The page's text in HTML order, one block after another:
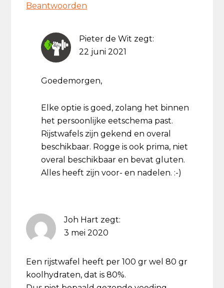
Beantwoorden
Pieter de Wit zegt:
22 juni 2021
Goedemorgen,
Elke optie is goed, zolang het binnen
het persoonlijke eetschema past.
Rijstwafels zijn gekend en overal
beschikbaar. Rogge is ook prima, niet
overal beschikbaar en bevat gluten.
Alles heeft zijn voor- en nadelen. :-)
Joh Hart zegt:
3 mei 2020
Een rijstwafel heeft per 100 gr wel 80 gr
koolhydraten, dat is 80%.